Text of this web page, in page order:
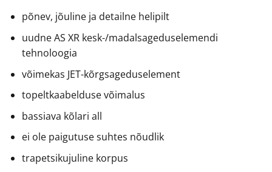
põnev, jõuline ja detailne helipilt
uudne AS XR kesk-/madalsageduselemendi
tehnoloogia
võimekas JET-kõrgsageduselement
topeltkaabelduse võimalus
bassiava kõlari all
ei ole paigutuse suhtes nõudlik
trapetsikujuline korpus